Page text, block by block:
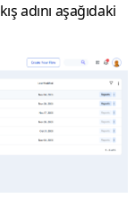
adını aşağıdaki